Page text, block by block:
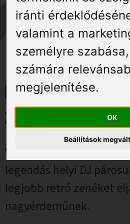
iránti
valamint a
személyre szabása,
számára
megjelenítése.
OK
Beállítások
Gyógyuljon Kisújon
Galéria
Balatoni és
2026. február 14.
Valentin nap alkalmából
legendás helyi DJ
legjobb retró zenéket
nagyérdeműnek.